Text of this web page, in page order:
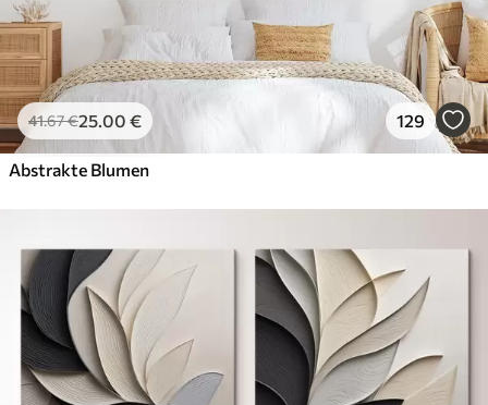
41.67€25.00 € 129
Abstrakte Blumen